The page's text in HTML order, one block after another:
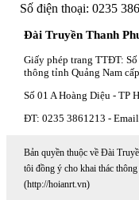
Số điện thoại: 0235
Đài Truyền Thanh
Giấy phép trang TTĐT:
thông tỉnh Quảng Nam
Số 01 A Hoàng Diệu - TP
ĐT: 0235 3861213 -
Bản quyền thuộc về Đài
tôi đồng ý cho khai thác
(http://hoianrt.vn)